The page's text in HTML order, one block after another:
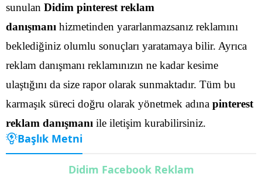
sunulan Didim pinterest reklam
danışmanı hizmetinden yararlanmazsanız reklamını
beklediğiniz olumlu sonuçları yaratamaya bilir. Ayrıca
reklam danışmanı reklamınızın ne kadar kesime
ulaştığını da size rapor olarak sunmaktadır. Tüm bu
karmaşık süreci doğru olarak yönetmek adına pinterest
reklam danışmanı ile iletişim kurabilirsiniz.
Başlık Metni
Didim Facebook Reklam